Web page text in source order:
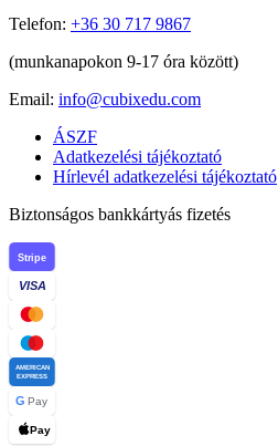
Telefon: +36 30 717 9867
(munkanapokon 9-17 óra között)
Email: info@cubixedu.com
ÁSZF
Adatkezelési tájékoztató
Hírlevél adatkezelési tájékoztató
Biztonságos bankkártyás fizetés
Stripe
VISA
AMERICAN
EXPRESS
G Pay
Pay